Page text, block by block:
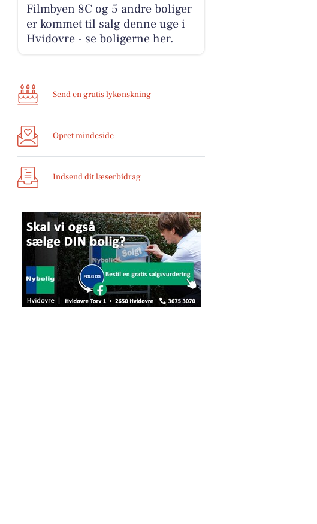
Filmbyen 8C og 5 andre boliger
er kommet til salg denne uge i
Hvidovre - se boligerne her.
Send en gratis lykønskning
Opret mindeside
Indsend dit læserbidrag